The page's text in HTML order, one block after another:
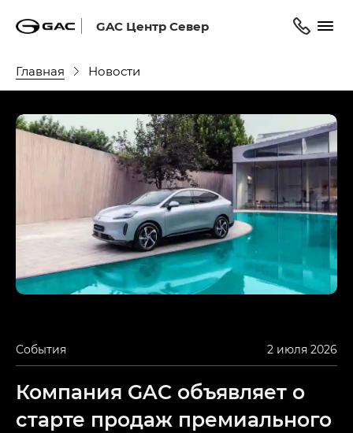
GAC Центр Север
Главная Новости
События 2 июля 2026
Компания GAC объявляет о
старте продаж премиального